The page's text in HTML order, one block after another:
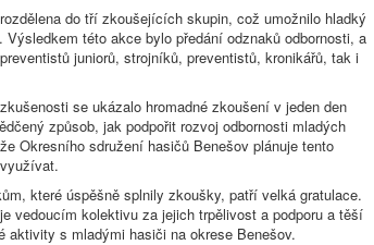
do tří zkoušejících skupin, což umožnilo hladký
Výsledkem této akce bylo předání odznaků odbornosti, a
juniorů, strojníků, preventistů, kronikářů, tak i
se ukázalo hromadné zkoušení v jeden den
způsob, jak podpořit rozvoj odbornosti mladých
Okresního sdružení hasičů Benešov plánuje tento
které úspěšně splnily zkoušky, patří velká gratulace.
vedoucím kolektivu za jejich trpělivost a podporu a těší
aktivity s mladými hasiči na okrese Benešov.